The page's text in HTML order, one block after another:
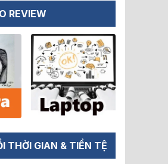
REVIEW
THỜI GIAN & TIỀN TỆ